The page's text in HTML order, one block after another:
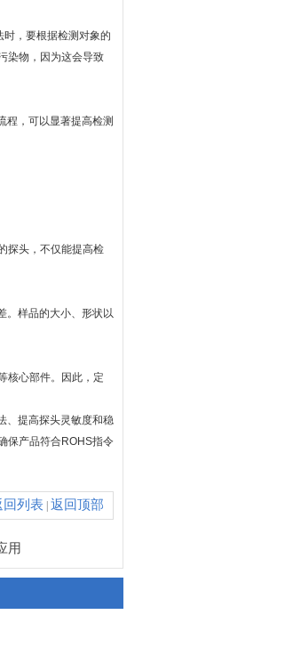
，要根据检测对象的
染物，因为这会导致
，可以显著提高检测
探头，不仅能提高检
样品的大小、形状以
核心部件。因此，定
、提高探头灵敏度和稳
保产品符合ROHS指令
回列表 返回顶部
用